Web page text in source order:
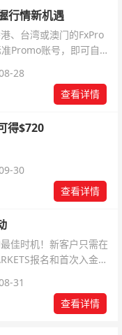
行情新机遇
、台湾或澳门的FxPro
Promo账号，即可自动
28
查看详情
得$720
30
查看详情
佳时机！新客户只需在
报名和首次入金即
31
查看详情